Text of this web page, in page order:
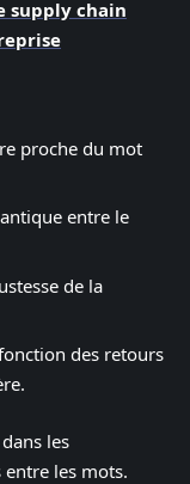
supply chain
proche du mot
entre le
de la
des retours
les
les mots.